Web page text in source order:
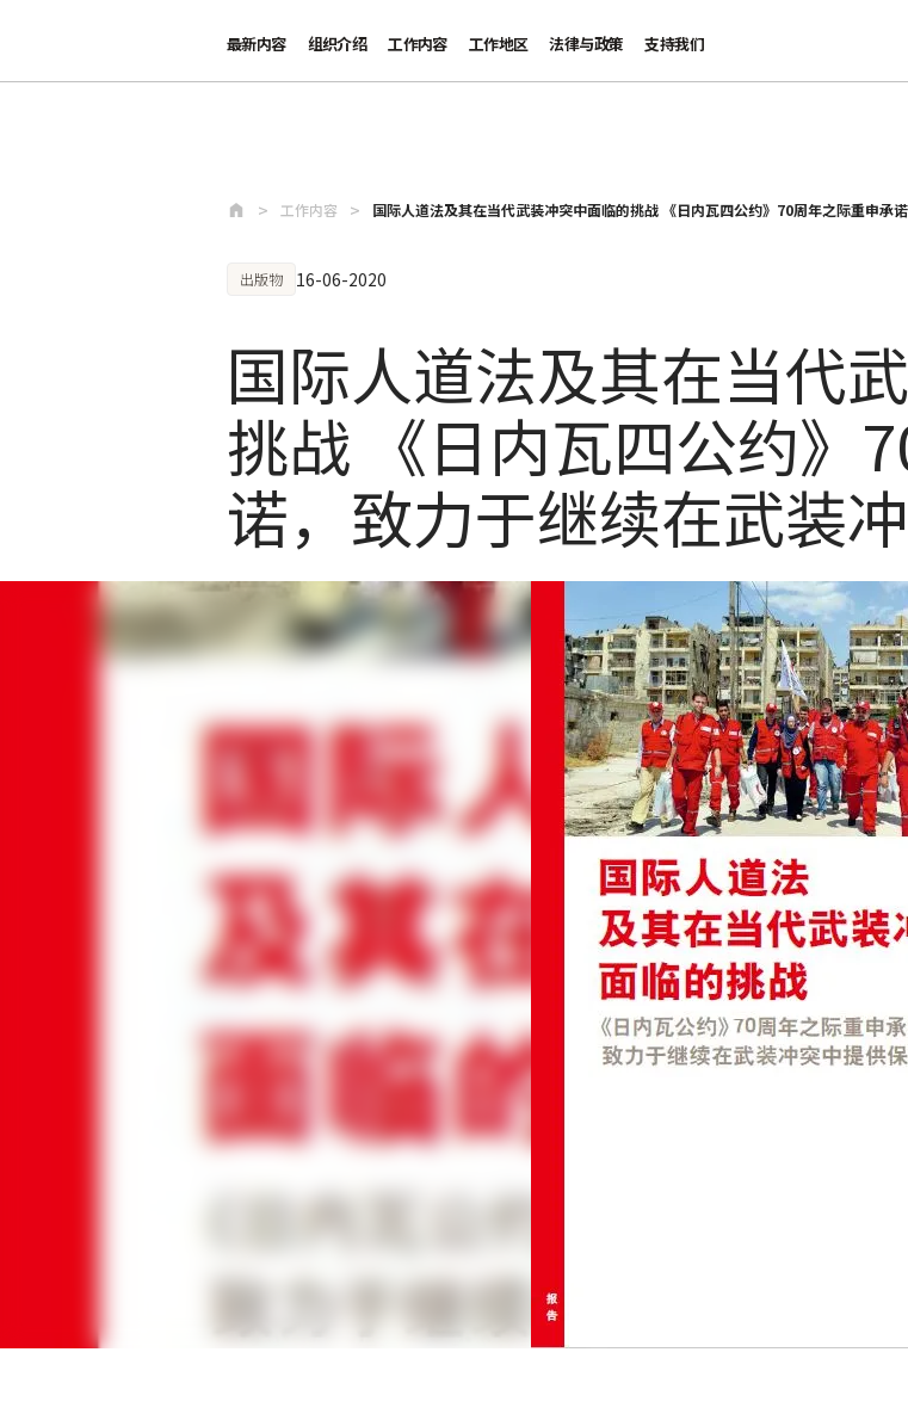
最新内容 组织介绍 工作内容 工作地区 法律与政策 支持我们
工作内容 国际人道法及其在当代武装冲突中面临的挑战 《日内瓦四公约》70周年之际重申承
出版物 16-06-2020
国际人道法及其在当代
挑战 《日内瓦四公约》
诺，致力于继续在武装